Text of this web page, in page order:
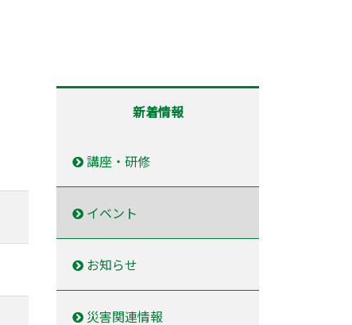
新着情報
講座・研修
イベント
お知らせ
災害関連情報